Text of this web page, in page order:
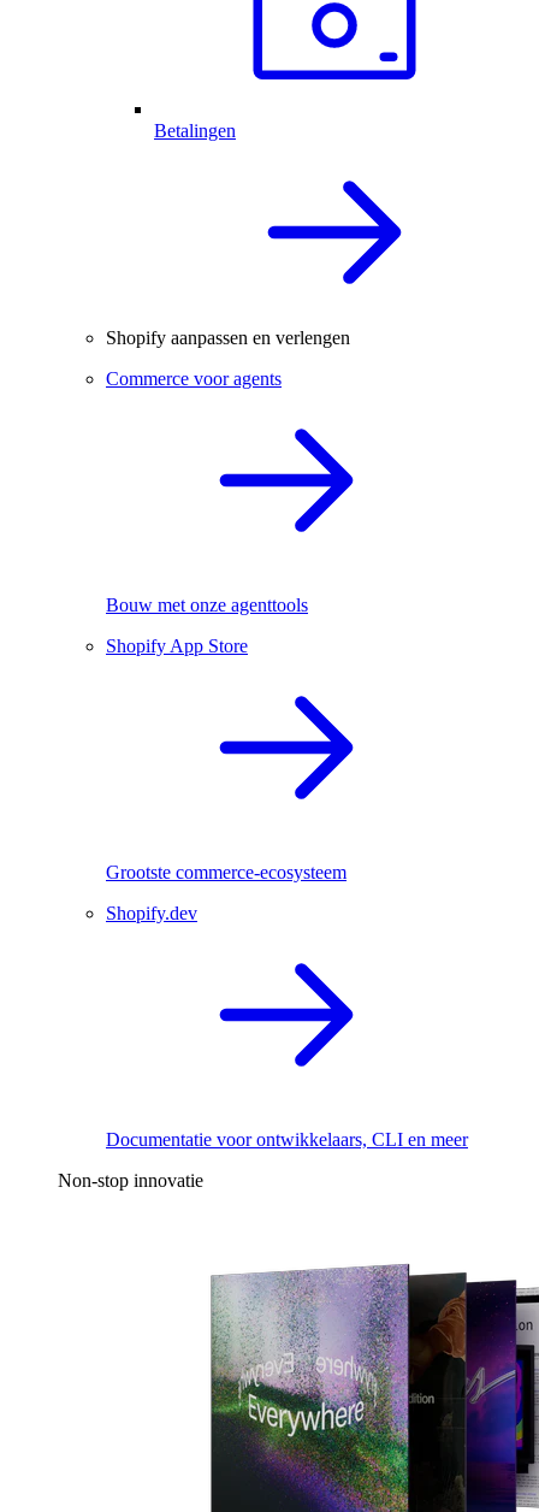
Betalingen
Shopify aanpassen en verlengen
Commerce voor agents
Bouw met onze agenttools
Shopify App Store
Grootste commerce-ecosysteem
Shopify.dev
Documentatie voor ontwikkelaars, CLI en meer
Non-stop innovatie